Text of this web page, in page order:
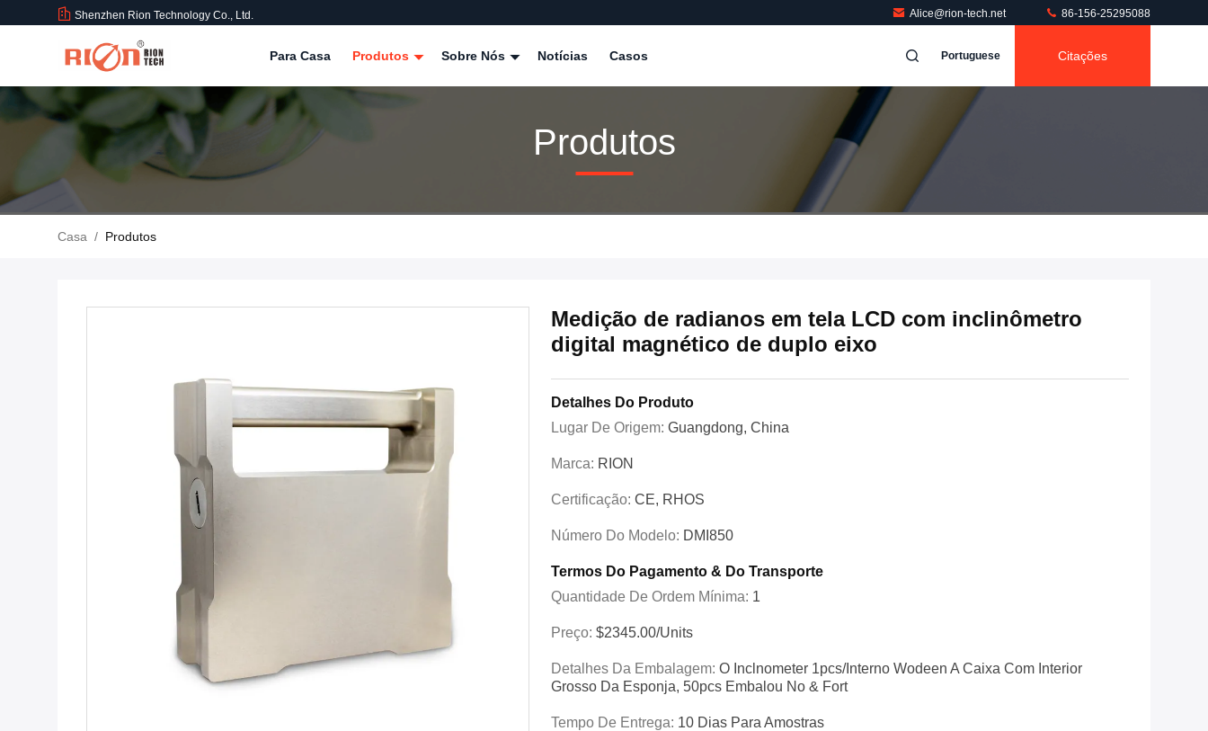
Shenzhen Rion Technology Co., Ltd. Alice@rion-tech.net 86-156-25295088
Para Casa Produtos Sobre Nós Notícias Casos Portuguese Citações
Produtos
Casa / Produtos
Medição de radianos em tela LCD com inclinômetro
digital magnético de duplo eixo
Detalhes Do Produto
Lugar De Origem: Guangdong, China
Marca: RION
Certificação: CE, RHOS
Número Do Modelo: DMI850
Termos Do Pagamento & Do Transporte
Quantidade De Ordem Mínima: 1
Preço: $2345.00/Units
Detalhes Da Embalagem: O Inclnometer 1pcs/interno Wodeen A Caixa Com Interior
Grosso Da Esponja, 50pcs Embalou No & Fort
Tempo De Entrega: 10 Dias Para Amostras